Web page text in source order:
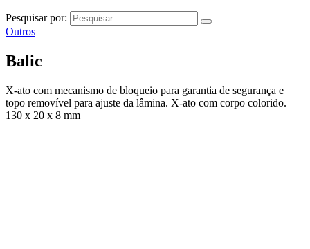
Pesquisar por:
Outros
Balic
X-ato com mecanismo de bloqueio para garantia de segurança e
topo removível para ajuste da lâmina. X-ato com corpo colorido.
130 x 20 x 8 mm